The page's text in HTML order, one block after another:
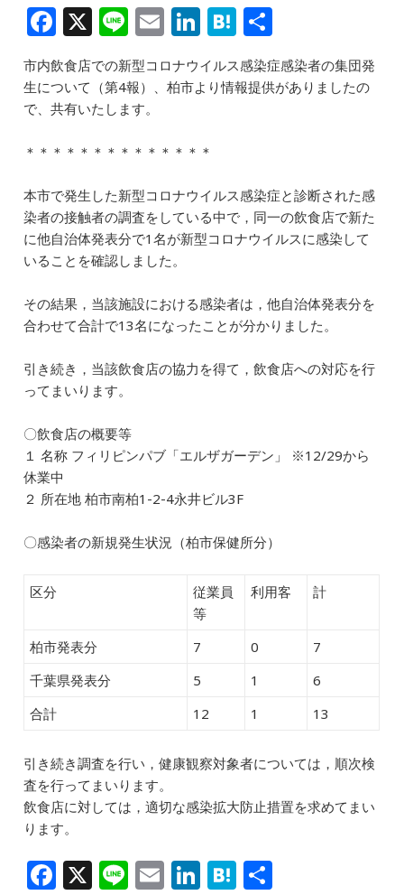
F
a
c
e
b
o
o
k
X Li
n
e
E
m
ai
Li
n
k
e
dI
n
H
at
e
有
市内飲食店での新型コロナウイルス感染症感染者の集団発
生について（第4報）、柏市より情報提供がありましたの
で、共有いたします。
＊＊＊＊＊＊＊＊＊＊＊＊＊＊
本市で発生した新型コロナウイルス感染症と診断された感
染者の接触者の調査をしている中で，同一の飲食店で新た
に他自治体発表分で1名が新型コロナウイルスに感染して
いることを確認しました。
その結果，当該施設における感染者は，他自治体発表分を
合わせて合計で13名になったことが分かりました。
引き続き，当該飲食店の協力を得て，飲食店への対応を行
ってまいります。
〇飲食店の概要等
１ 名称 フィリピンパブ「エルザガーデン」 ※12/29から
休業中
２ 所在地 柏市南柏1-2-4永井ビル3F
〇感染者の新規発生状況（柏市保健所分）
区分
従業員
等
利用客 計
柏市発表分 7 0
7
千葉県発表分
5 1
6
合計
12 1 13
引き続き調査を行い，健康観察対象者については，順次検
査を行ってまいります。
飲食店に対しては，適切な感染拡大防止措置を求めてまい
ります。
F X Li E Li H